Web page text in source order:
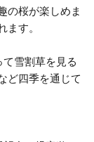
の桜が楽しめま
す。
雪割草を見る
ど四季を通じて